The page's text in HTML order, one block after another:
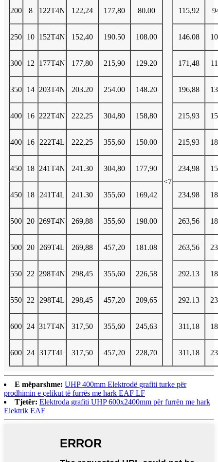
200 8 122T4N 122,24 177,80 80.00
<7
115,92
250 10 152T4N 152,40 190.50 108.00 146.08
300 12 177T4N 177,80 215,90 129.20 171,48
350 14 203T4N 203.20 254.00 148.20 196,88
400 16 222T4N 222,25 304,80 158,80 215,93
400 16 222T4L 222,25 355,60 150.00 215,93
450 18 241T4N 241.30 304,80 177,90 234,98
450 18 241T4L 241.30 355,60 169,42 234,98
500 20 269T4N 269,88 355,60 198.00 263,56
500 20 269T4L 269,88 457,20 181.08 263,56
550 22 298T4N 298,45 355,60 226,58 292.13
550 22 298T4L 298,45 457,20 209,65 292.13
600 24 317T4N 317,50 355,60 245,63 311,18
600 24 317T4L 317,50 457,20 228,70 311,18
E mëparshme: UHP 400mm Elektrodë grafiti turke për
prodhimin e çelikut të furrës me hark EAF LF
Tjetër: Elektroda grafiti UHP 600x2400mm për furrën me hark
Elektrik EAF